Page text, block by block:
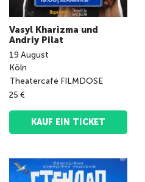
Vasyl Kharizma und
Andriy Pilat
19 August
Köln
Theatercafé FILMDOSE
25 €
KAUF EIN TICKET